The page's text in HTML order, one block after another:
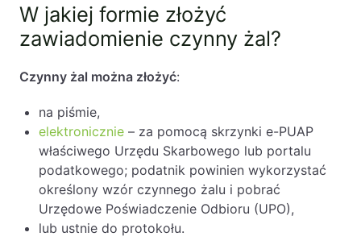
W jakiej formie złożyć
zawiadomienie czynny żal?
Czynny żal można złożyć:
na piśmie,
elektronicznie – za pomocą skrzynki e-PUAP
właściwego Urzędu Skarbowego lub portalu
podatkowego; podatnik powinien wykorzystać
określony wzór czynnego żalu i pobrać
Urzędowe Poświadczenie Odbioru (UPO),
lub ustnie do protokołu.